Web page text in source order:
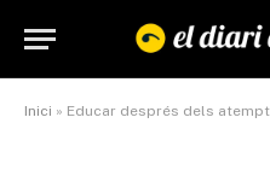
Inici » Educar després dels